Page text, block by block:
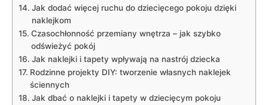
Jak dodać więcej​ ruchu do ‌dziecięcego pokoju dzięki
naklejkom
Czasochłonność ⁤przemiany wnętrza – jak​ szybko
odświeżyć ⁣pokój
Jak naklejki i tapety wpływają na nastrój dziecka
Rodzinne⁣ projekty DIY: ‍tworzenie⁤ własnych naklejek
ściennych
Jak dbać o naklejki i⁤ tapety w dziecięcym pokoju